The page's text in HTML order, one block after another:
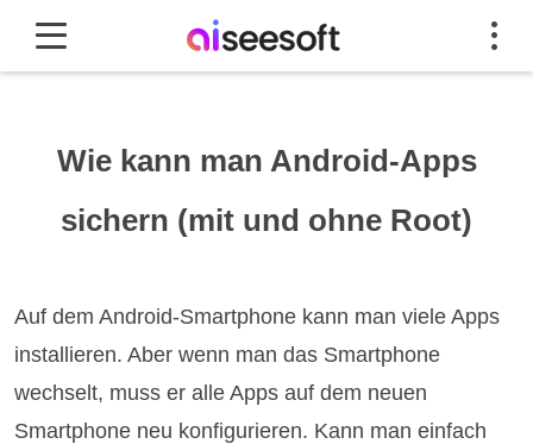
Wie kann man Android-Apps
sichern (mit und ohne Root)
Auf dem Android-Smartphone kann man viele Apps
installieren. Aber wenn man das Smartphone
wechselt, muss er alle Apps auf dem neuen
Smartphone neu konfigurieren. Kann man einfach